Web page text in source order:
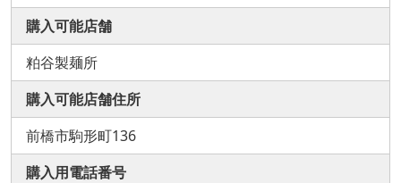
購入可能店舗
粕谷製麺所
購入可能店舗住所
前橋市駒形町136
購入用電話番号